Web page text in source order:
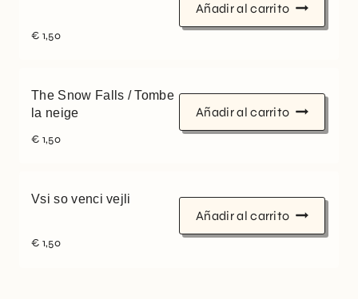
€ 1,50
Añadir al carrito
The Snow Falls / Tombe
la neige
€ 1,50
Añadir al carrito
Vsi so venci vejli
€ 1,50
Añadir al carrito